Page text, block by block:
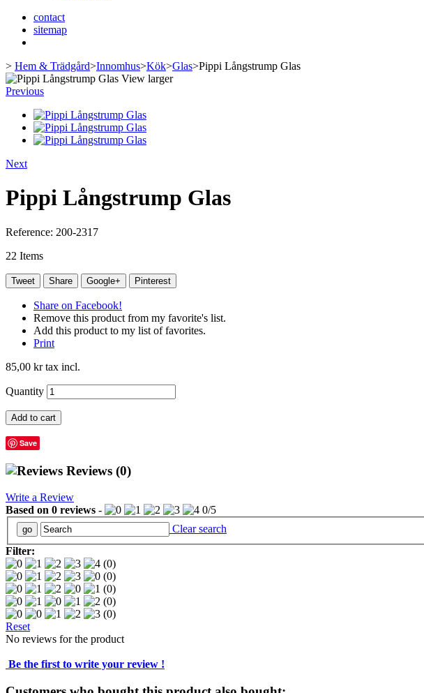
contact
sitemap
> Hem & Trädgård>Innomhus>Kök>Glas>Pippi Långstrump Glas
View larger
Previous
Next
Pippi Långstrump Glas
Reference: 200-2317
22 Items
Tweet Share Google+ Pinterest
Share on Facebook!
Remove this product from my favorite's list.
Add this product to my list of favorites.
Print
85,00 krtax incl.
Quantity
Add to cart
Save
Reviews (0)
Write a Review
Based on 0 reviews - 0/5
Clear search
Filter:
(0)
(0)
(0)
(0)
(0)
Reset
No reviews for the product
Be the first to write your review !